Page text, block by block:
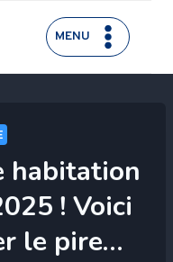
MENU
habitation
! Voici
le pire…